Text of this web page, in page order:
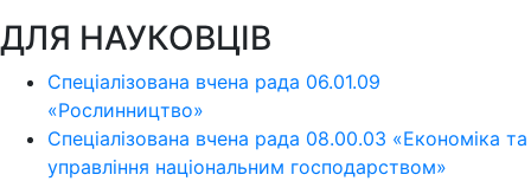
ДЛЯ НАУКОВЦІВ
Спеціалізована вчена рада 06.01.09
«Рослинництво»
Спеціалізована вчена рада 08.00.03 «Економіка та
управління національним господарством»